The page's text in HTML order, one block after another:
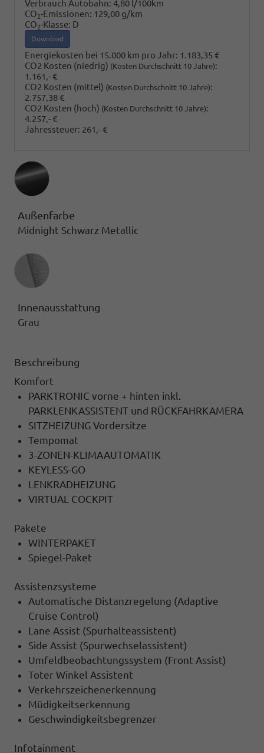
Verbrauch Autobahn: 4,80 l/100km
CO2-Emissionen: 129,00 g/km
CO2-Klasse: D
Download
Energiekosten bei 15.000 km pro Jahr: 1.183,35 €
CO2 Kosten (niedrig) (Kosten Durchschnitt 10 Jahre):
1.161,- €
CO2 Kosten (mittel) (Kosten Durchschnitt 10 Jahre):
2.757,38 €
CO2 Kosten (hoch) (Kosten Durchschnitt 10 Jahre):
4.257,- €
Jahressteuer: 261,- €
Außenfarbe
Midnight Schwarz Metallic
Innenausstattung
Innenausstattung
Grau
Beschreibung
Komfort
PARKTRONIC vorne + hinten inkl.
PARKLENKASSISTENT und RÜCKFAHRKAMERA
SITZHEIZUNG Vordersitze
Tempomat
3-ZONEN-KLIMAAUTOMATIK
KEYLESS-GO
LENKRADHEIZUNG
VIRTUAL COCKPIT
Pakete
WINTERPAKET
Spiegel-Paket
Assistenzsysteme
Automatische Distanzregelung (Adaptive
Cruise Control)
Lane Assist (Spurhalteassistent)
Side Assist (Spurwechselassistent)
Umfeldbeobachtungssystem (Front Assist)
Toter Winkel Assistent
Verkehrszeichenerkennung
Müdigkeitserkennung
Geschwindigkeitsbegrenzer
Infotainment